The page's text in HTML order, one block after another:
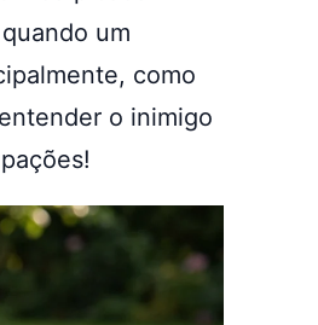
um
como
o inimigo